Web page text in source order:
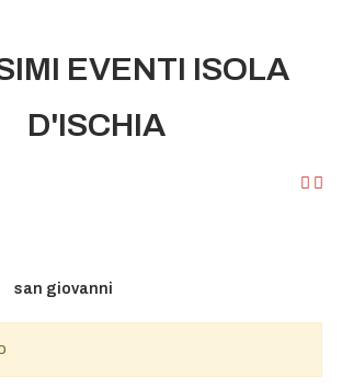
EVENTI ISOLA
D'ISCHIA
san giovanni